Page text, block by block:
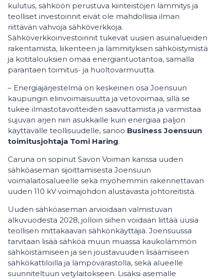
kulutus, sähköön perustuva kiinteistöjen lämmitys ja
teolliset investoinnit eivät ole mahdollisia ilman
riittävän vahvoja sähköverkkoja.
Sähköverkkoinvestoinnit tukevat uusien asuinalueiden
rakentamista, liikenteen ja lämmityksen sähköistymistä
ja kotitalouksien omaa energiantuotantoa, samalla
parantaen toimitus- ja huoltovarmuutta.
– Energiajärjestelmä on keskeinen osa Joensuun
kaupungin elinvoimaisuutta ja vetovoimaa, sillä se
tukee ilmastotavoitteiden saavuttamista ja varmistaa
sujuvan arjen niin asukkaille kuin energiaa paljon
käyttävälle teollisuudelle, sanoo Business Joensuun
toimitusjohtaja Tomi Haring.
Caruna on sopinut Savon Voiman kanssa uuden
sähköaseman sijoittamisesta Joensuun
voimalaitosalueelle sekä myöhemmin rakennettavan
uuden 110 kV voimajohdon alustavasta johtoreitistä.
Uuden sähköaseman arvioidaan valmistuvan
alkuvuodesta 2028, jolloin siihen voidaan liittää uusia
teollisen mittakaavan sähkönkäyttäjiä. Joensuussa
tarvitaan lisää sähköä muun muassa kaukolämmön
sähköistämiseen ja sen joustavuuden lisäämiseen
sähkökattiloilla ja lämpövarastolla, sekä alueelle
suunniteltuun vetylaitokseen. Lisäksi asemalle